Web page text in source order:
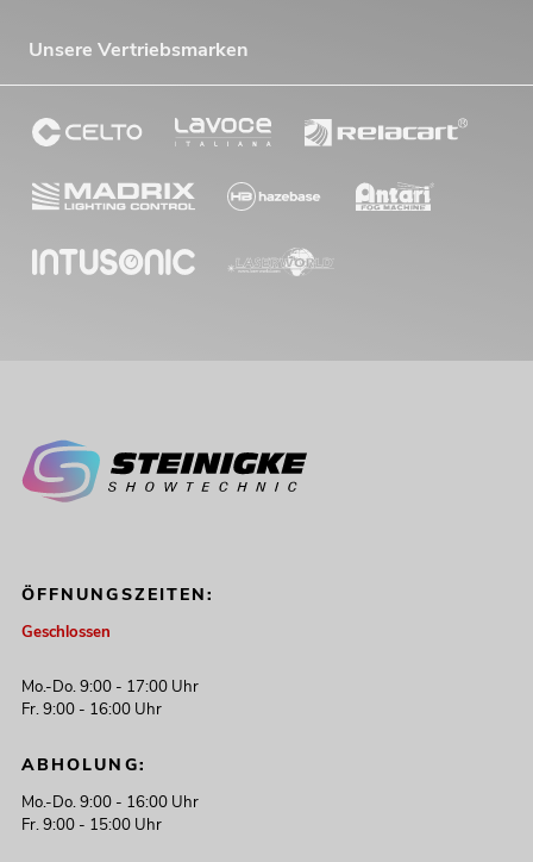
Unsere Vertriebsmarken
ÖFFNUNGSZEITEN:
Geschlossen
Mo.-Do. 9:00 - 17:00 Uhr
Fr. 9:00 - 16:00 Uhr
ABHOLUNG:
Mo.-Do. 9:00 - 16:00 Uhr
Fr. 9:00 - 15:00 Uhr